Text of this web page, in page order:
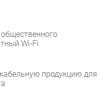
Wi‑Fi
продукцию для